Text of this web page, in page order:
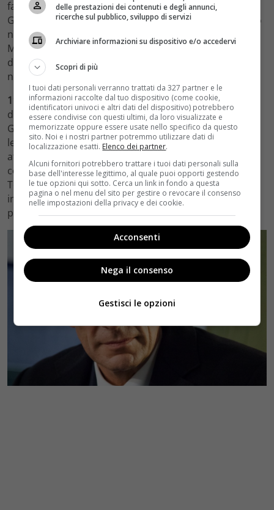
far scoprire tutto a Ferri… Mentre cresce l’empatia di
Giulia nei riguardi di Denis, Niko e Ugo si cimenteranno
nell’improbo ruolo di pubblicitari. Teresa cercherà in
Michele l’aiuto necessario per alleggerire lo stato
d’animo della figlia e garantire la buona riuscita del
nuovo romanzo.
19 maggio.Dopo aver trascorso una piacevole serata
da Renato e Nadia, Angela si recherà in carcere con
Giulia il giorno seguente per inaugurare il progetto di
lettura dedicato ai detenuti… Ma una “sorpresa” è lì ad
attenderla. Ferri segue Marina per scoprire sua moglie
cosa nasconde… Michele resterà colpito dalle parole di
Teresa, Andrea e Arianna capiscono che Silvia non ha
intenzione di scrivere più il libro e avranno paura di
perdere il loro lavoro al Vulcano…
delle prestazioni dei contenuti e degli annunci,
ricerche sul pubblico, sviluppo di servizi
Archiviare informazioni su dispositivo e/o accedervi
Scopri di più
I tuoi dati personali verranno trattati da 327 partner e le
informazioni raccolte dal tuo dispositivo (come cookie,
identificatori univoci e altri dati del dispositivo) potrebbero
essere condivise con questi ultimi, da loro visualizzate e
memorizzate oppure essere usate nello specifico da questo
sito. Noi e i nostri partner potremmo utilizzare dati di
localizzazione esatti. Elenco dei partner.
Alcuni fornitori potrebbero trattare i tuoi dati personali sulla
base dell'interesse legittimo, al quale puoi opporti gestendo
le tue opzioni qui sotto. Cerca un link in fondo a questa
pagina o nel menu del sito per gestire o revocare il consenso
nelle impostazioni della privacy e dei cookie.
Acconsenti
Nega il consenso
Gestisci le opzioni